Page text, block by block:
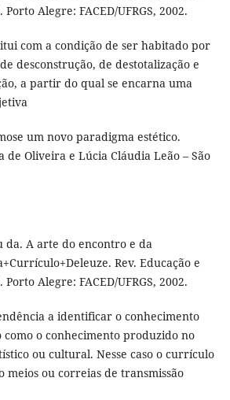
Alegre: FACED/UFRGS, 2002.
com a condição de ser habitado por
desconstrução, de destotalização e
a partir do qual se encarna uma
um novo paradigma estético.
de Oliveira e Lúcia Cláudia Leão – São
da. A arte do encontro e da
Rev. Educação e
Alegre: FACED/UFRGS, 2002.
a identificar o conhecimento
o conhecimento produzido no
ou cultural. Nesse caso o currículo
meios ou correias de transmissão